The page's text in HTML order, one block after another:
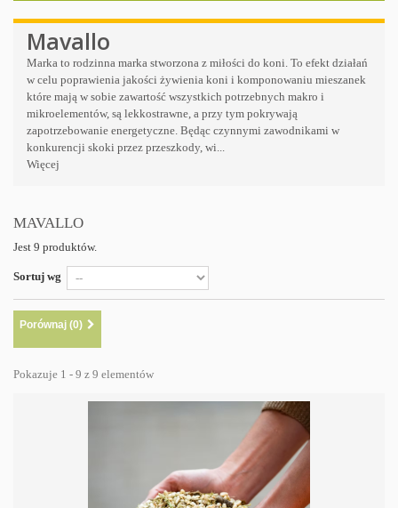
Mavallo
Marka to rodzinna marka stworzona z miłości do koni. To efekt działań
w celu poprawienia jakości żywienia koni i komponowaniu mieszanek
które mają w sobie zawartość wszystkich potrzebnych makro i
mikroelementów, są lekkostrawne, a przy tym pokrywają
zapotrzebowanie energetyczne. Będąc czynnymi zawodnikami w
konkurencji skoki przez przeszkody, wi...
Więcej
MAVALLO
Jest 9 produktów.
Sortuj wg
Porównaj (0)
Pokazuje 1 - 9 z 9 elementów